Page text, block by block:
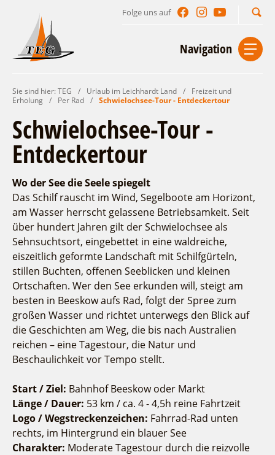
Folge uns auf
Navigation
Start Kontakt Impressum Datenschutz
Urlaub im Leichhardt Land
Reisegebiet
Lieblingsorte
Freizeit und Erholung
Auf & im Wasser
Per Rad
Aktiverlebnisse
Einkaufen
Sehenswertes
Naturlehrpfad Ludwig Leichhardt
Buchbare Angebote
Gruppen
Fremdenverkehrsvereine
Ludwig Leichhardt
Kahnfahrten
Fahrgastschiff
Sie sind hier:TEG / Urlaub im Leichhardt Land /
Freizeit und
Erholung / Per Rad / Schwielochsee-Tour - Entdeckertour
Schwielochsee-Tour -
Entdeckertour
Wo der See die Seele spiegelt
Das Schilf rauscht im Wind, Segelboote am Horizont,
am Wasser herrscht gelassene Betriebsamkeit. Seit
über hundert Jahren gilt der Schwielochsee als
Sehnsuchtsort, eingebettet in eine waldreiche,
eiszeitlich geformte Landschaft mit Schilfgürteln,
stillen Buchten, offenen Seeblicken und kleinen
Ortschaften. Wer den See erkunden will, steigt am
besten in Beeskow aufs Rad, folgt der Spree zum
großen Wasser und richtet unterwegs den Blick auf
die Geschichten am Weg, die bis nach Australien
reichen – eine Tagestour, die Natur und
Beschaulichkeit vor Tempo stellt.
Start / Ziel: Bahnhof Beeskow oder Markt
Länge / Dauer: 53 km / ca. 4 - 4,5h reine Fahrtzeit
Logo / Wegstreckenzeichen: Fahrrad-Rad unten
rechts, im Hintergrund ein blauer See
Charakter: Moderate Tagestour durch die reizvolle